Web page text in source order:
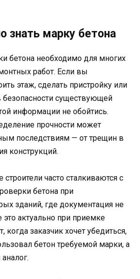
знать марку бетона
бетона необходимо для многих
работ. Если вы
этаж, сделать пристройку или
безопасности существующей
информации не обойтись.
прочности может
последствиям — от трещин в
конструкций.
часто сталкиваются с
бетона при
зданий, где документация не
это актуально при приемке
когда заказчик хочет убедиться,
бетон требуемой марки, а